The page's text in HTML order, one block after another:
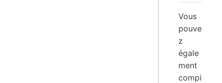
Vous
pouve
z
égale
ment
compi